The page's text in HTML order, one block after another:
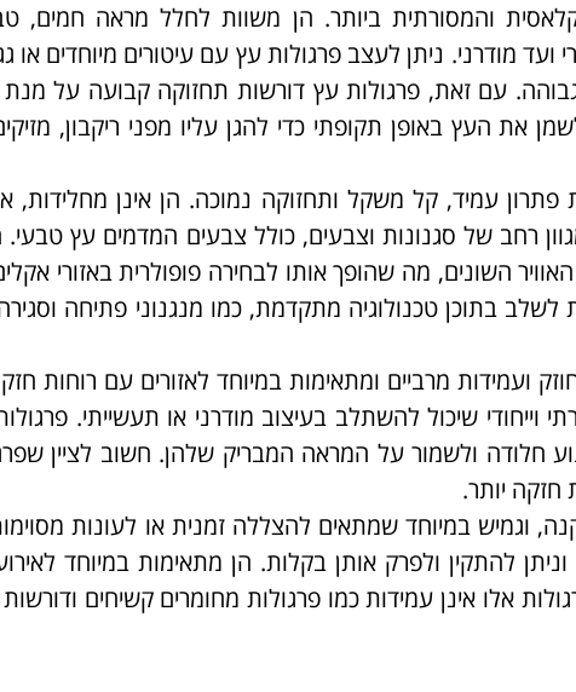
והמסורתית ביותר. הן משוות לחלל מראה חמים,
ועד מודרני. ניתן לעצב פרגולות עץ עם עיטורים מיוחדים או
עם זאת, פרגולות עץ דורשות תחזוקה קבועה על
את העץ באופן תקופתי כדי להגן עליו מפני ריקבון,
פתרון עמיד, קל משקל ותחזוקה נמוכה. הן אינן מחלידות,
רחב של סגנונות וצבעים, כולל צבעים המדמים עץ טבעי.
השונים, מה שהופך אותו לבחירה פופולרית באזורי
לשלב בתוכן טכנולוגיה מתקדמת, כמו מנגנוני פתיחה
ועמידות מרביים ומתאימות במיוחד לאזורים עם רוחות
וייחודי שיכול להשתלב בעיצוב מודרני או תעשייתי.
חלודה ולשמור על המראה המבריק שלהן. חשוב לציין
חזקה יותר.
וגמיש במיוחד שמתאים להצללה זמנית או לעונות
וניתן להתקין ולפרק אותן בקלות. הן מתאימות במיוחד
אלו אינן עמידות כמו פרגולות מחומרים קשיחים